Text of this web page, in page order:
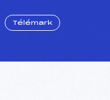
Télémark